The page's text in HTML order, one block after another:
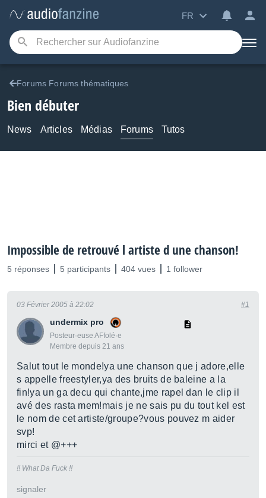
FR
Forums Forums thématiques
Bien débuter
News Articles Médias Forums Tutos
Impossible de retrouvé l artiste d une chanson!
5 réponses 5 participants 404 vues 1 follower
undermix pro
Posteur·euse AFfolé·e
Membre depuis 21 ans
03 Février 2005 à 22:02 #1
Salut tout le monde!ya une chanson que j adore,elle
s appelle freestyler,ya des bruits de baleine a la
fin!ya un ga decu qui chante,jme rapel dan le clip il
avé des rasta mem!mais je ne sais pu du tout kel est
le nom de cet artiste/groupe?vous pouvez m aider
svp!
mirci et @+++
!! What Da Fuck !!
signaler